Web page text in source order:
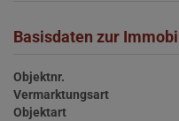
Basisdaten zur
Objektnr.
Vermarktungsart
Objektart